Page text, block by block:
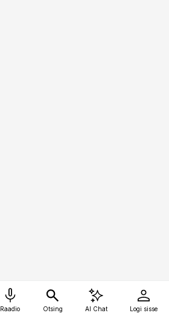
Raadio Otsing AI Chat Logi sisse